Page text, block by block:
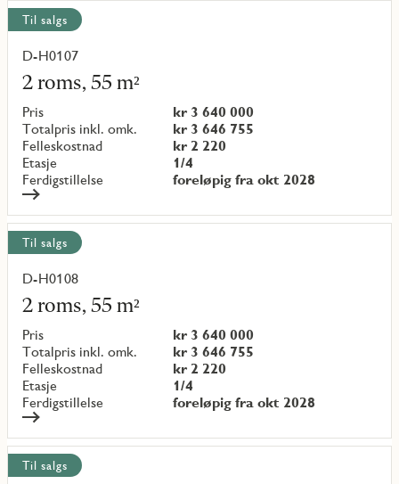
Til salgs
D-H0107
2 roms, 55 m²
Pris
kr 3 640 000
Totalpris inkl. omk.
kr 3 646 755
Felleskostnad
kr 2 220
Etasje
1/4
Ferdigstillelse
foreløpig fra okt 2028
Les
mer
om
objekt
{objectNumber}
Til salgs
D-H0108
2 roms, 55 m²
Pris
kr 3 640 000
Totalpris inkl. omk.
kr 3 646 755
Felleskostnad
kr 2 220
Etasje
1/4
Ferdigstillelse
foreløpig fra okt 2028
Les
mer
om
objekt
{objectNumber}
Til salgs